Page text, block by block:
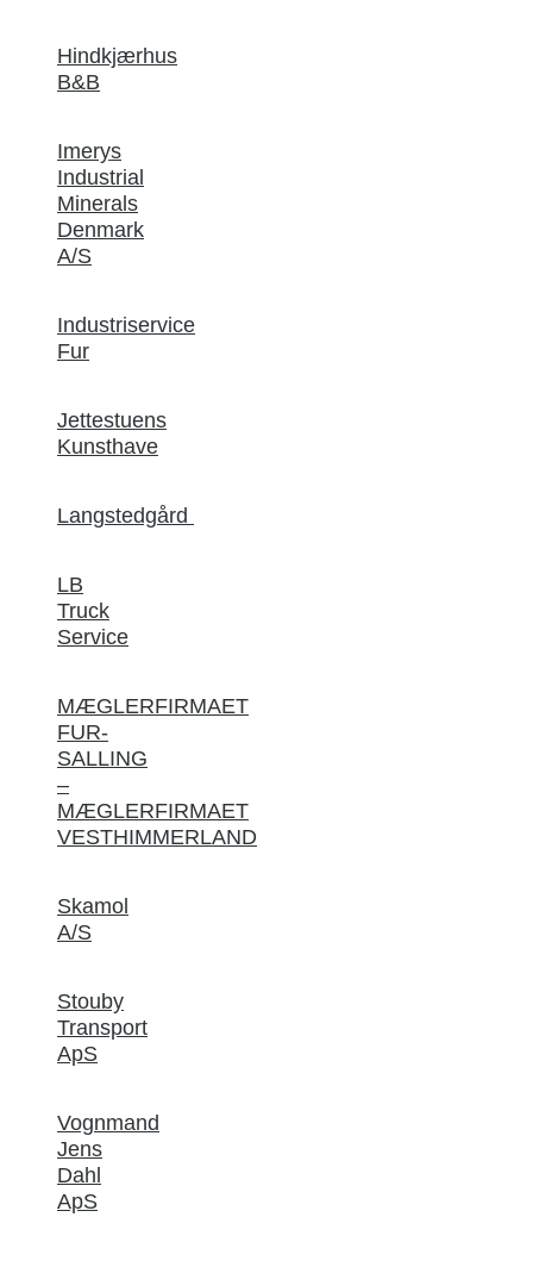
Hindkjærhus
B&B
Imerys
Industrial
Minerals
Denmark
A/S
Industriservice
Fur
Jettestuens
Kunsthave
Langstedgård
LB
Truck
Service
MÆGLERFIRMAET
FUR-
SALLING
–
MÆGLERFIRMAET
VESTHIMMERLAND
Skamol
A/S
Stouby
Transport
ApS
Vognmand
Jens
Dahl
ApS